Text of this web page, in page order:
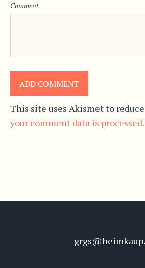
Comment
This site uses Akismet to reduce
your comment data is processed.